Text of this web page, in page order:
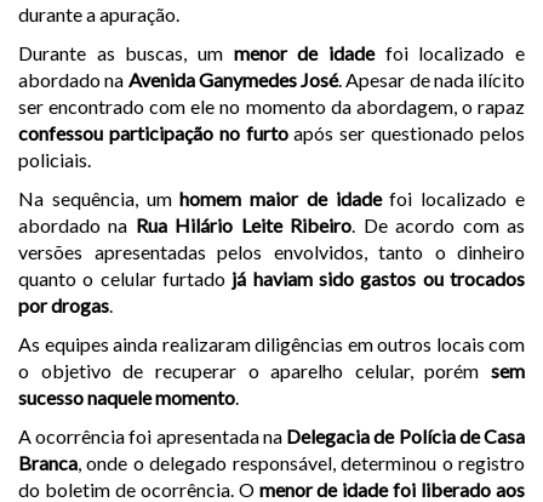
durante a apuração.
Durante as buscas, um menor de idadefoi localizado e
abordado na Avenida Ganymedes José. Apesar de nada ilícito
ser encontrado com ele no momento da abordagem, o rapaz
confessou participação no furtoapós ser questionado pelos
policiais.
Na sequência, umhomem maior de idadefoi localizado e
abordado na Rua Hilário Leite Ribeiro . De acordo com as
versões apresentadas pelos envolvidos, tanto o dinheiro
quanto o celular furtado já haviam sido gastos ou trocados
por drogas
As equipes ainda realizaram diligências em outros locais com
o objetivo de recuperar o aparelho celular, porém sem
sucesso naquele momento
A ocorrência foi apresentada na Delegacia de Polícia de Casa
Branca , onde o delegado responsável, determinou o registro
do boletim de ocorrência. O menor de idade foi liberado aos